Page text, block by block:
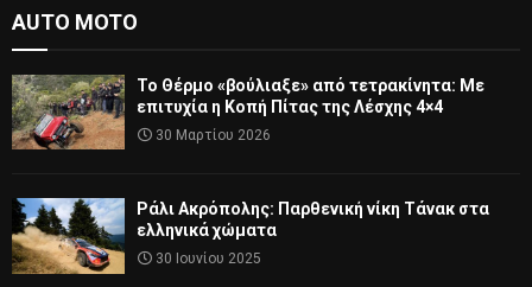
AUTO MOTO
Το Θέρμο «βούλιαξε» από τετρακίνητα: Με
επιτυχία η Κοπή Πίτας της Λέσχης 4×4
30 Μαρτίου 2026
Ράλι Ακρόπολης: Παρθενική νίκη Τάνακ στα
ελληνικά χώματα
30 Ιουνίου 2025